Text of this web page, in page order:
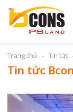
Trang chủ Tin tức
Tin tức